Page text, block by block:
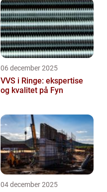
06 december 2025
VVS i Ringe: ekspertise
og kvalitet på Fyn
04 december 2025